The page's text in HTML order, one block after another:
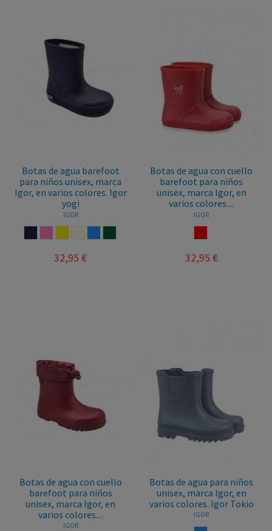
Botas de agua barefoot
para niños unisex, marca
Igor, en varios colores. Igor
yogi
IGOR
32,95 €
Botas de agua con cuello
barefoot para niños
unisex, marca Igor, en
varios colores....
IGOR
32,95 €
Botas de agua con cuello
barefoot para niños
unisex, marca Igor, en
varios colores....
IGOR
Botas de agua para niños
unisex, marca Igor, en
varios colores. Igor Tokio
IGOR